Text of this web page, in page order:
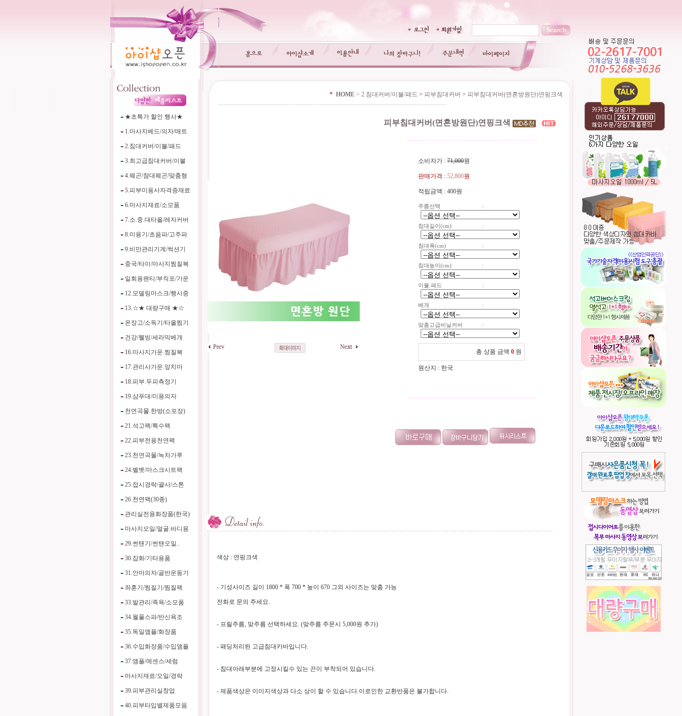
★초특가 할인 행사★
1.마사지베드/의자/매트
2.침대커버/이불/패드
3.최고급침대커버/이불
4.웨곤/참대웨곤/맞춤형
5.피부미용사자격증재료
6.마사지재료/소모품
7.소.중.대타올/레자커버
8.미용기/초음파/고주파
9.비만관리기계/썩션기
중국/타이/마사지찜질복
일회용팬티/부직포/가운
12.모델링마스크/행사중
13.☆★ 대량구매 ★☆
온장고/소독기/타올찜기
건강/웰빙/세라믹베개
16.마사지가운.찜질복
17.관리사가운.앞치마
18.피부.두피측정기
19.샴푸대/미용의자
천연곡물.한방(소포장)
21.석고팩/특수팩
22.피부전용천연팩
23.천연곡물/녹차가루
24.벨벳/마스크시트팩
25.접시경락/괄사/스톤
26.천연팩(30종)
관리실전용화장품(한국)
마사지오일/얼굴.바디용
29.썬탠기/썬탠오일..
30.잡화/기타용품
31.안마의자/골반운동기
좌훈기/찜질기/찜질팩
33.발관리/족욕/소모품
34.월풀스파/반신욕조
35.독일앰플/화장품
36.수입화장품/수입앰플
37.앰플/에센스/세럼
마사지재료/오일/경락
39.피부관리실창업
40.피부타입별제품모음
HOME > 2.침대커버/이불/패드 > 피부침대커버 > 피부침대커버(면혼방원단)연핑크색
-----------------------------------------------------------------------------------------------------------------
피부침대커버(면혼방원단)연핑크색
---------------------------------------------------------------
소비자가 : 71,000원
판매가격 : 52,800원
적립금액 : 400원
주름선택 :
침대길이(cm) :
침대폭(cm) :
침대높이(cm) :
이불.패드 :
베개 :
맞춤고급비닐커버 :
총 상품 금액 0 원
원산지 : 한국
---------------------------------------------------------------
색상 : 연핑크색
- 기성사이즈 길이 1800 * 폭 700 * 높이 670 그외 사이즈는 맞춤 가능
전화로 문의 주세요.
- 프릴주름, 맞주름 선택하세요. (맞주름 주문시 5,000원 추가)
- 패딩처리된 고급침대카바입니다.
- 침대아래부분에 고정시킬수 있는 끈이 부착되어 있습니다.
- 제품색상은 이미지색상과 다소 상이 할 수 있습니다.이로인한 교환반품은 불가합니다.